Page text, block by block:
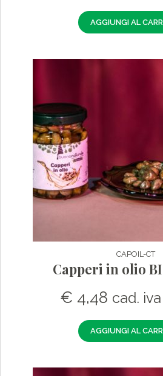
AGGIUNGI AL
CAPOIL-CT
Capperi in olio
€ 4,48 cad.
AGGIUNGI AL